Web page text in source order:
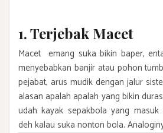
1. Terjebak Macet
Macet emang suka bikin baper,
menyebabkan banjir atau pohon
pejabat, arus mudik dengan jalur
alasan apalah apalah yang bikin
udah kayak sepakbola yang
deh kalau suka nonton bola.